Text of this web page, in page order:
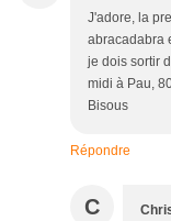
J'adore, la
abracadabra
je dois sortir
midi à Pau,
Bisous
Répondre
C